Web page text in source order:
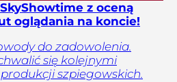
z oceną
oglądania na koncie!
do zadowolenia.
się kolejnymi
szpiegowskich.